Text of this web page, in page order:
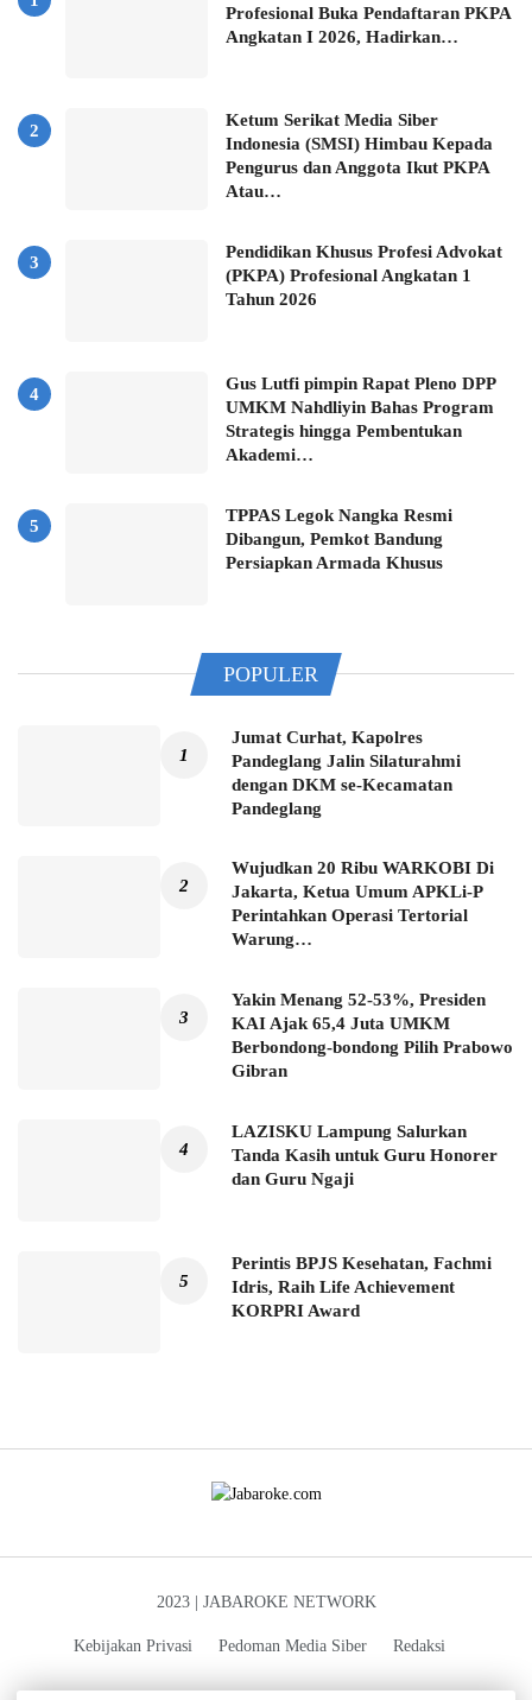
Profesional Buka Pendaftaran PKPA
Angkatan I 2026, Hadirkan…
Ketum Serikat Media Siber
Indonesia (SMSI) Himbau Kepada
Pengurus dan Anggota Ikut PKPA
Atau…
Pendidikan Khusus Profesi Advokat
(PKPA) Profesional Angkatan 1
Tahun 2026
Gus Lutfi pimpin Rapat Pleno DPP
UMKM Nahdliyin Bahas Program
Strategis hingga Pembentukan
Akademi…
TPPAS Legok Nangka Resmi
Dibangun, Pemkot Bandung
Persiapkan Armada Khusus
POPULER
Jumat Curhat, Kapolres
Pandeglang Jalin Silaturahmi
dengan DKM se-Kecamatan
Pandeglang
Wujudkan 20 Ribu WARKOBI Di
Jakarta, Ketua Umum APKLi-P
Perintahkan Operasi Tertorial
Warung…
Yakin Menang 52-53%, Presiden
KAI Ajak 65,4 Juta UMKM
Berbondong-bondong Pilih Prabowo
Gibran
LAZISKU Lampung Salurkan
Tanda Kasih untuk Guru Honorer
dan Guru Ngaji
Perintis BPJS Kesehatan, Fachmi
Idris, Raih Life Achievement
KORPRI Award
2023 | JABAROKE NETWORK
Kebijakan Privasi Pedoman Media Siber Redaksi